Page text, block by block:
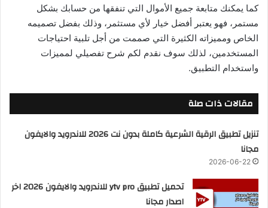
كما يمكنك متابعة جميع الأموال التي تنفقها من حسابك بشكل
مستمر، فهو يعتبر أفضل خيار لأي مستثمر، وذلك بفضل تصميمه
الخاص ومميزاته الكثيرة التي صممت من أجل تلبية احتياجات
المستخدمين، لذلك سوف نقدم لكم شرح تفصيلي لمميزات
واستخدام التطبيق.
مقالات ذات صلة
تنزيل تطبيق الرقية الشرعية كاملة بدون نت 2026 للاندرويد والايفون
مجانا
2026-06-22
تحميل تطبيق ytv pro للاندرويد والايفون 2026 اخر
اصدار مجانا